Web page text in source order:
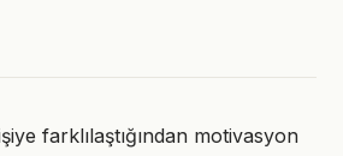
farklılaştığından motivasyon